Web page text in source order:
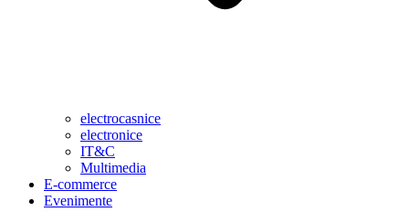
electrocasnice
electronice
IT&C
Multimedia
E-commerce
Evenimente